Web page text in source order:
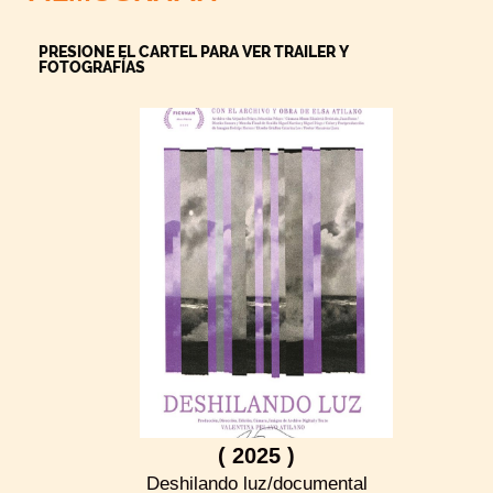
PRESIONE EL CARTEL PARA VER TRAILER Y
FOTOGRAFÍAS
( 2025 )
Deshilando luz/documental